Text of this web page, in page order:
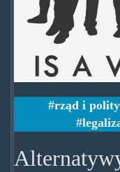
rząd i